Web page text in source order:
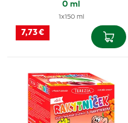
0 ml
1x150 ml
7,73 €